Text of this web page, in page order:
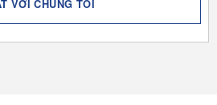
VỚI CHÚNG TÔI